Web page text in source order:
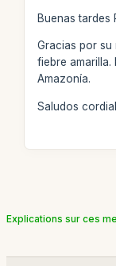
Buenas tardes
Gracias por su
fiebre amarilla.
Amazonía.
Saludos
Explications sur ces